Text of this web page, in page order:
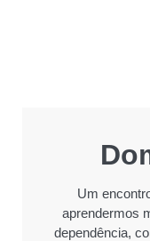
Um
aprendermos
dependência,